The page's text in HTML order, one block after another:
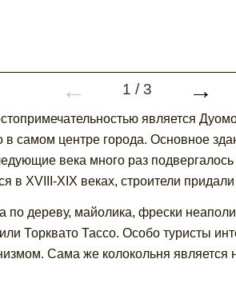
← 1 /3 →
является
в самом центре города. Основное
века много раз
в XVIII-XIX веках, строители придали
по дереву, майолика, фрески
Торквато Тассо. Особо туристы
Сама же колокольня является